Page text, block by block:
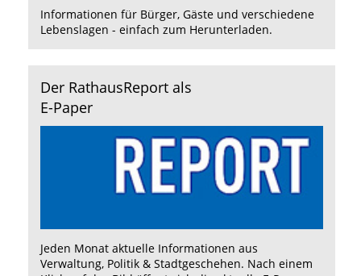
Informationen für Bürger, Gäste und verschiedene
Lebenslagen - einfach zum Herunterladen.
Der RathausReport als
E-Paper
Jeden Monat aktuelle Informationen aus
Verwaltung, Politik & Stadtgeschehen. Nach einem